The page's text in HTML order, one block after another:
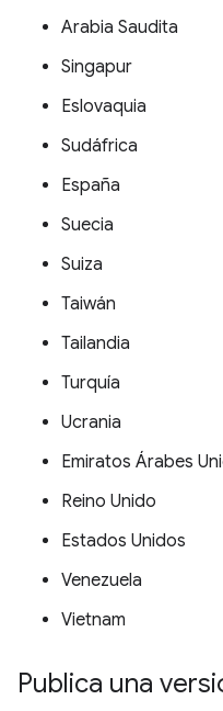
Arabia Saudita
Singapur
Eslovaquia
Sudáfrica
España
Suecia
Suiza
Taiwán
Tailandia
Turquía
Ucrania
Emiratos Árabes
Reino Unido
Estados Unidos
Venezuela
Vietnam
Publica una